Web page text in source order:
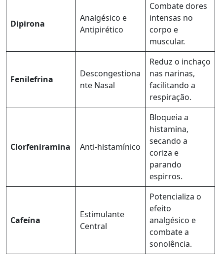
Dipirona
Analgésico e
Antipirético
Combate dores
intensas no
corpo e
muscular.
Fenilefrina
Descongestiona
nte Nasal
Reduz o inchaço
nas narinas,
facilitando a
respiração.
Clorfeniramina Anti-histamínico
Bloqueia a
histamina,
secando a
coriza e
parando
espirros.
Cafeína
Estimulante
Central
Potencializa o
efeito
analgésico e
combate a
sonolência.